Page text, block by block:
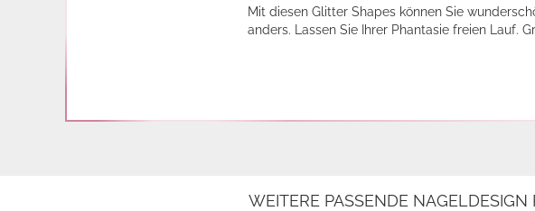
Mit diesen Glitter Shapes können Sie
anders. Lassen Sie Ihrer Phantasie freien Lauf.
WEITERE PASSENDE